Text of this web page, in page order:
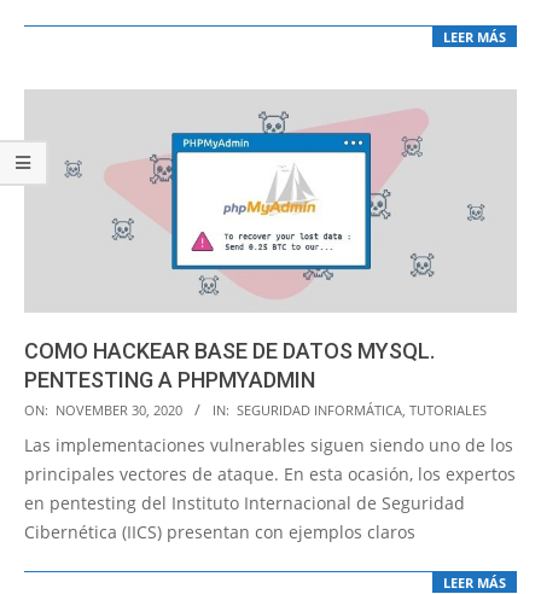
LEER MÁS
COMO HACKEAR BASE DE DATOS MYSQL.
PENTESTING A PHPMYADMIN
2020-
11-
30
ON: NOVEMBER 30, 2020 IN: SEGURIDAD INFORMÁTICA, TUTORIALES
Las implementaciones vulnerables siguen siendo uno de los
principales vectores de ataque. En esta ocasión, los expertos
en pentesting del Instituto Internacional de Seguridad
Cibernética (IICS) presentan con ejemplos claros
LEER MÁS